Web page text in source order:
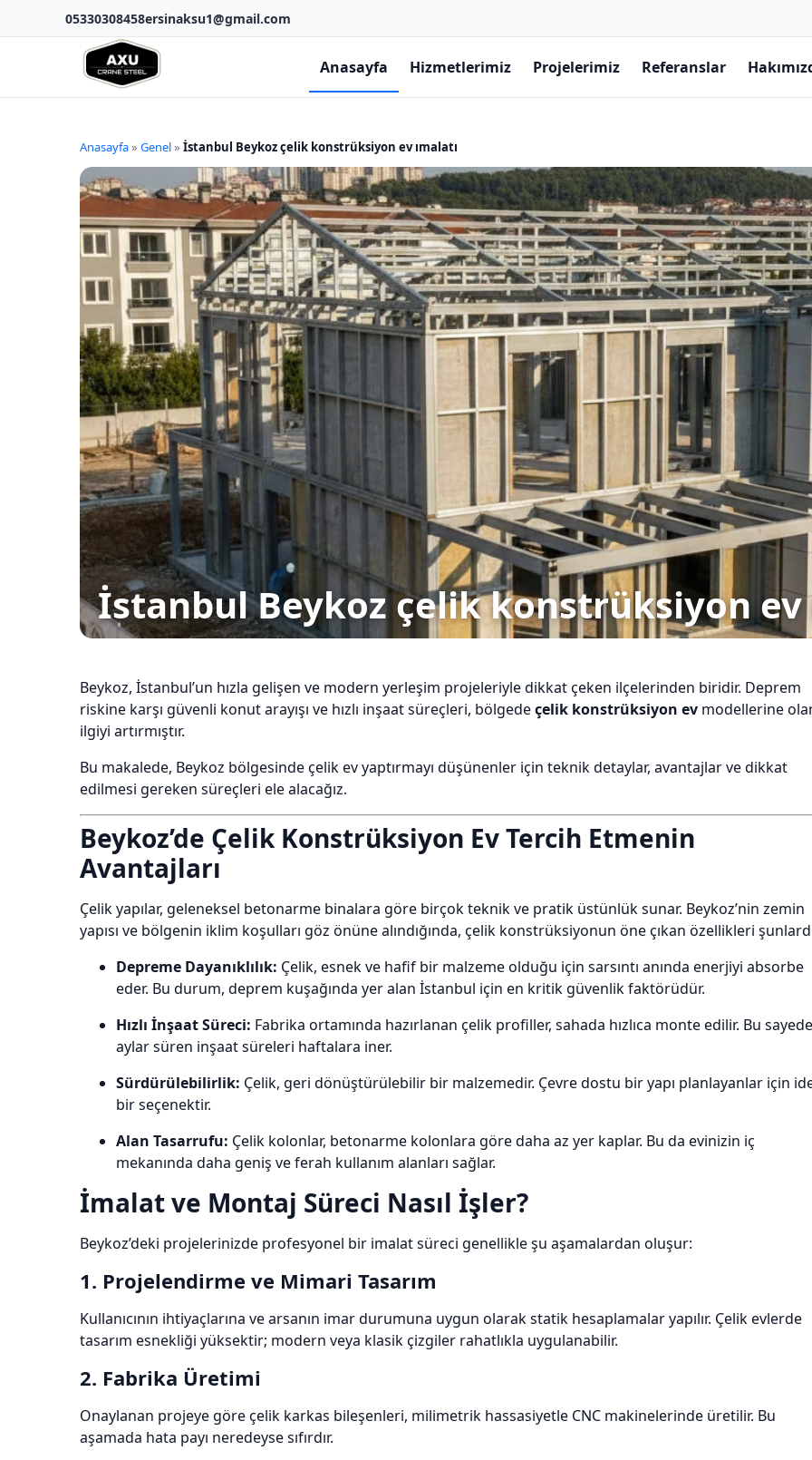
05330308458ersinaksu1@gmail.com
Anasayfa Hizmetlerimiz Projelerimiz Referanslar
Anasayfa» Genel» İstanbul Beykoz çelik konstrüksiyon ev ımalatı
İstanbul Beykoz çelik konstrüksiyon ev
Beykoz, İstanbul’un hızla gelişen ve modern yerleşim projeleriyle dikkat çeken ilçelerinden biridir. Deprem
riskine karşı güvenli konut arayışı ve hızlı inşaat süreçleri, bölgedeçelik konstrüksiyon ev modellerine
ilgiyi artırmıştır.
Bu makalede, Beykoz bölgesinde çelik ev yaptırmayı düşünenler için teknik detaylar, avantajlar ve dikkat
edilmesi gereken süreçleri ele alacağız.
Beykoz’de Çelik Konstrüksiyon Ev Tercih Etmenin
Avantajları
Çelik yapılar, geleneksel betonarme binalara göre birçok teknik ve pratik üstünlük sunar. Beykoz’nin zemin
yapısı ve bölgenin iklim koşulları göz önüne alındığında, çelik konstrüksiyonun öne çıkan özellikleri
Depreme Dayanıklılık: Çelik, esnek ve hafif bir malzeme olduğu için sarsıntı anında enerjiyi absorbe
eder. Bu durum, deprem kuşağında yer alan İstanbul için en kritik güvenlik faktörüdür.
Hızlı İnşaat Süreci: Fabrika ortamında hazırlanan çelik profiller, sahada hızlıca monte edilir. Bu sayede
aylar süren inşaat süreleri haftalara iner.
Sürdürülebilirlik: Çelik, geri dönüştürülebilir bir malzemedir. Çevre dostu bir yapı planlayanlar için
bir seçenektir.
Alan Tasarrufu: Çelik kolonlar, betonarme kolonlara göre daha az yer kaplar. Bu da evinizin iç
mekanında daha geniş ve ferah kullanım alanları sağlar.
İmalat ve Montaj Süreci Nasıl İşler?
Beykoz’deki projelerinizde profesyonel bir imalat süreci genellikle şu aşamalardan oluşur:
1. Projelendirme ve Mimari Tasarım
Kullanıcının ihtiyaçlarına ve arsanın imar durumuna uygun olarak statik hesaplamalar yapılır. Çelik evlerde
tasarım esnekliği yüksektir; modern veya klasik çizgiler rahatlıkla uygulanabilir.
2. Fabrika Üretimi
Onaylanan projeye göre çelik karkas bileşenleri, milimetrik hassasiyetle CNC makinelerinde üretilir. Bu
aşamada hata payı neredeyse sıfırdır.